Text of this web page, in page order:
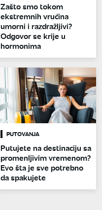
Zašto smo tokom
ekstremnih vrućina
umorni i razdražljivi?
Odgovor se krije u
hormonima
PUTOVANJA
Putujete na destinaciju sa
promenljivim vremenom?
Evo šta je sve potrebno
da spakujete